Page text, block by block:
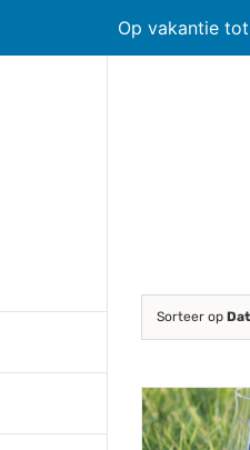
Op vakantie
Sorteer op